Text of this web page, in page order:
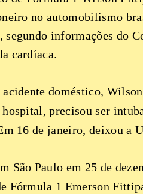
no automobilismo
segundo informações do
cardíaca.
acidente doméstico,
hospital, precisou ser
16 de janeiro, deixou a
São Paulo em 25 de
Fórmula 1 Emerson